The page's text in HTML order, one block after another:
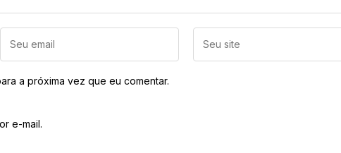
a próxima vez que eu comentar.
e-mail.